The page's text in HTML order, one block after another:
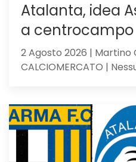
Atalanta, idea
a centrocampo
2 Agosto 2026 | Martino
CALCIOMERCATO |